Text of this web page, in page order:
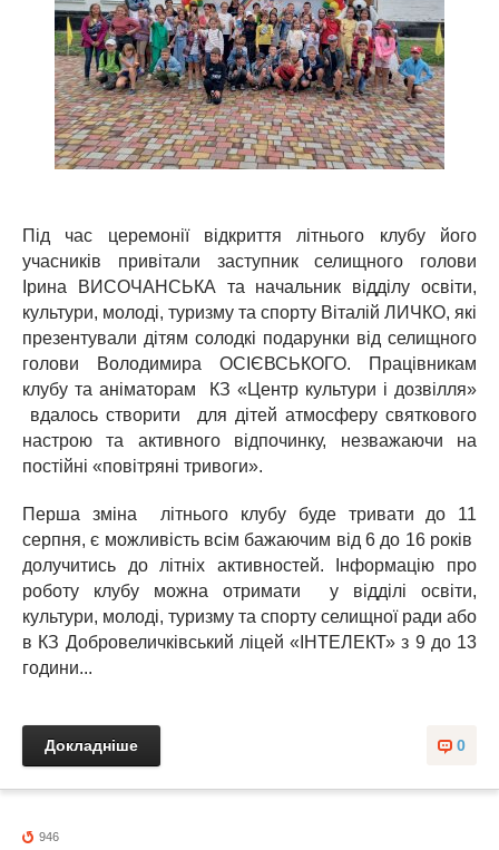
Під час церемонії відкриття літнього клубу його
учасників привітали заступник селищного голови
Ірина ВИСОЧАНСЬКА та начальник відділу освіти,
культури, молоді, туризму та спорту Віталій ЛИЧКО, які
презентували дітям солодкі подарунки від селищного
голови Володимира ОСІЄВСЬКОГО. Працівникам
клубу та аніматорам КЗ «Центр культури і дозвілля»
вдалось створити для дітей атмосферу святкового
настрою та активного відпочинку, незважаючи на
постійні «повітряні тривоги».
Перша зміна літнього клубу буде тривати до 11
серпня, є можливість всім бажаючим від 6 до 16 років
долучитись до літніх активностей. Інформацію про
роботу клубу можна отримати у відділі освіти,
культури, молоді, туризму та спорту селищної ради або
в КЗ Добровеличківський ліцей «ІНТЕЛЕКТ» з 9 до 13
години...
0
Докладніше
946